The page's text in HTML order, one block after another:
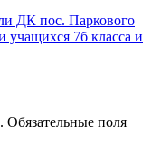
ДК пос. Паркового
учащихся 7б класса и
Обязательные поля